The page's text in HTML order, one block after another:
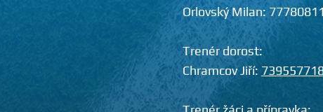
Orlovský Milan:
Trenér dorost:
Chramcov Jiří: